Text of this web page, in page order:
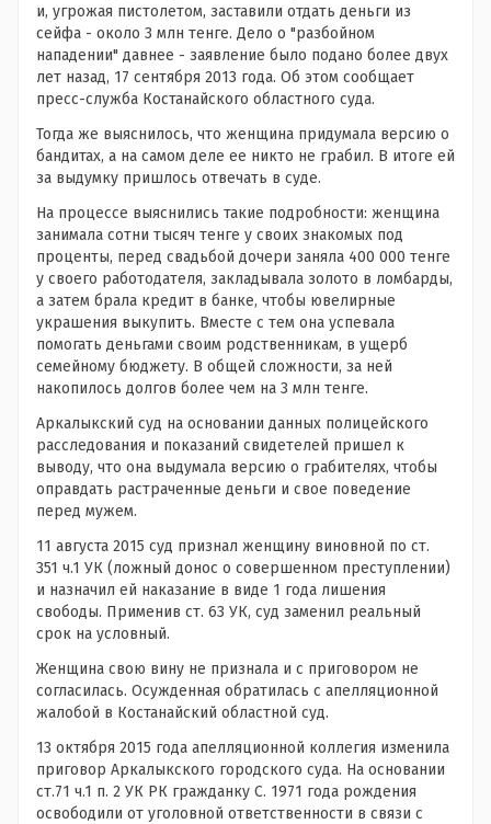
и, угрожая пистолетом, заставили отдать деньги из
сейфа - около 3 млн тенге. Дело о "разбойном
нападении" давнее - заявление было подано более двух
лет назад, 17 сентября 2013 года. Об этом сообщает
пресс-служба Костанайского областного суда.
Тогда же выяснилось, что женщина придумала версию о
бандитах, а на самом деле ее никто не грабил. В итоге ей
за выдумку пришлось отвечать в суде.
На процессе выяснились такие подробности: женщина
занимала сотни тысяч тенге у своих знакомых под
проценты, перед свадьбой дочери заняла 400 000 тенге
у своего работодателя, закладывала золото в ломбарды,
а затем брала кредит в банке, чтобы ювелирные
украшения выкупить. Вместе с тем она успевала
помогать деньгами своим родственникам, в ущерб
семейному бюджету. В общей сложности, за ней
накопилось долгов более чем на 3 млн тенге.
Аркалыкский суд на основании данных полицейского
расследования и показаний свидетелей пришел к
выводу, что она выдумала версию о грабителях, чтобы
оправдать растраченные деньги и свое поведение
перед мужем.
11 августа 2015 суд признал женщину виновной по ст.
351 ч.1 УК (ложный донос о совершенном преступлении)
и назначил ей наказание в виде 1 года лишения
свободы. Применив ст. 63 УК, суд заменил реальный
срок на условный.
Женщина свою вину не признала и с приговором не
согласилась. Осужденная обратилась с апелляционной
жалобой в Костанайский областной суд.
13 октября 2015 года апелляционной коллегия изменила
приговор Аркалыкского городского суда. На основании
ст.71 ч.1 п. 2 УК РК гражданку С. 1971 года рождения
освободили от уголовной ответственности в связи с